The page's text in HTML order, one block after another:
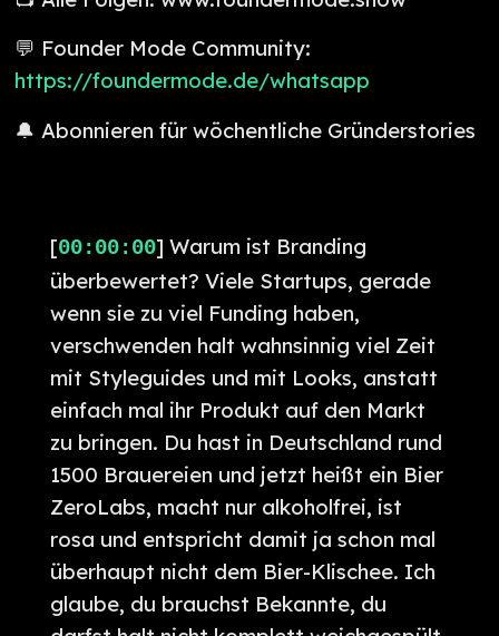
💬 Founder Mode Community:
⁠https://foundermode.de/whatsapp
🔔 Abonnieren für wöchentliche Gründerstories
[00:00:00] Warum ist Branding
überbewertet? Viele Startups, gerade
wenn sie zu viel Funding haben,
verschwenden halt wahnsinnig viel Zeit
mit Styleguides und mit Looks, anstatt
einfach mal ihr Produkt auf den Markt
zu bringen. Du hast in Deutschland rund
1500 Brauereien und jetzt heißt ein Bier
ZeroLabs, macht nur alkoholfrei, ist
rosa und entspricht damit ja schon mal
überhaupt nicht dem Bier-Klischee. Ich
glaube, du brauchst Bekannte, du